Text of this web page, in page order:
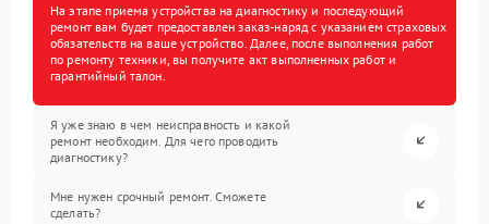
На этапе приема устройства на диагностику и последующий
ремонт вам будет предоставлен заказ-наряд с указанием страховых
обязательств на ваше устройство. Далее, после выполнения работ
по ремонту техники, вы получите акт выполненных работ и
гарантийный талон.
Я уже знаю в чем неисправность и какой
ремонт необходим. Для чего проводить
диагностику?
Мне нужен срочный ремонт. Сможете
сделать?